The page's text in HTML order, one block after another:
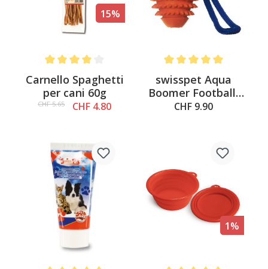
15%
Average rating of 4 out of 5 stars
Carnello Spaghetti
per cani 60g
CHF 5.65 CHF 4.80
Average rating of 5 out of
swisspet Aqua
Boomer Football,
arancione, con
CHF 9.90
1%